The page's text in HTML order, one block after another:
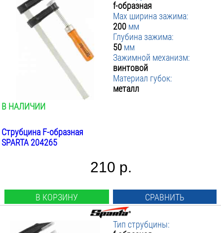
f-образная
Max ширина зажима:
200 мм
Глубина зажима:
50 мм
Зажимной механизм:
винтовой
Материал губок:
металл
В НАЛИЧИИ
Струбцина F-образная
SPARTA 204265
210 р.
В КОРЗИНУ СРАВНИТЬ
Тип струбцины: